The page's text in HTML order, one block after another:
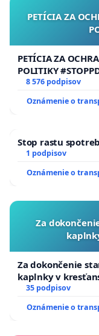
PETÍCIA ZA
PETÍCIA ZA
POLITIKY
8 576 podpisov
Oznámenie o
Stop rastu
1 podpisov
Oznámenie o
Za
Za dokončenie
kaplnky v
35 podpisov
Oznámenie o